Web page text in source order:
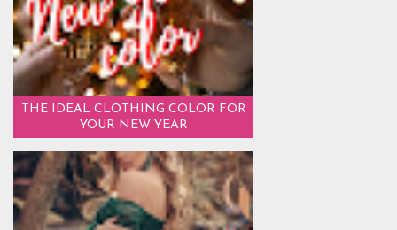
THE IDEAL CLOTHING COLOR FOR
YOUR NEW YEAR